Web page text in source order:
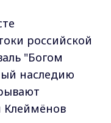
российской
"Богом
наследию
Клеймёнов